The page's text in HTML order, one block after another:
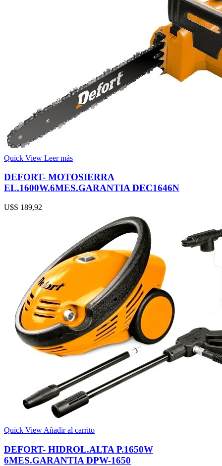
Quick View Leer más
DEFORT- MOTOSIERRA
EL.1600W.6MES.GARANTIA DEC1646N
U$S 189,92
Quick View Añadir al carrito
DEFORT- HIDROL.ALTA P.1650W
6MES.GARANTIA DPW-1650